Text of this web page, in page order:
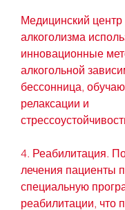
Медицинский
алкоголизма
инновационные
алкогольной
бессонница,
релаксации и
4. Реабилитация.
лечения пациенты
специальную
реабилитации, что